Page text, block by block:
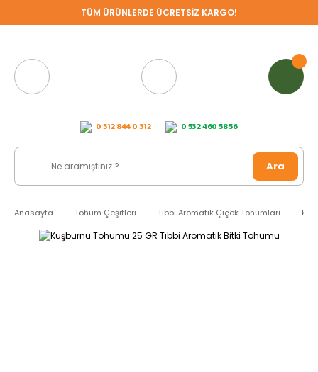
TÜM ÜRÜNLERDE ÜCRETSİZ KARGO!
0 312 844 0 312 0 532 460 58 56
Ara
Anasayfa Tohum Çeşitleri Tıbbi Aromatik Çiçek Tohumları